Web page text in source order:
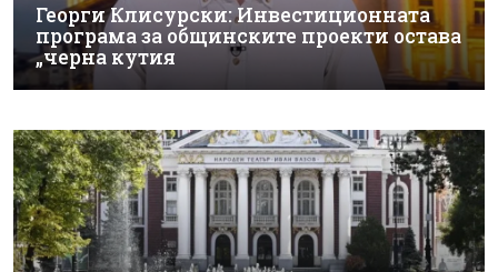
Георги Клисурски: Инвестиционната
програма за общинските проекти остава
„черна кутия